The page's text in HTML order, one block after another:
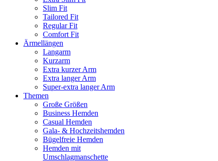
Slim Fit
Tailored Fit
Regular Fit
Comfort Fit
Ärmellängen
Langarm
Kurzarm
Extra kurzer Arm
Extra langer Arm
Super-extra langer Arm
Themen
Große Größen
Business Hemden
Casual Hemden
Gala- & Hochzeitshemden
Bügelfreie Hemden
Hemden mit
Umschlagmanschette